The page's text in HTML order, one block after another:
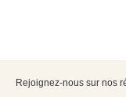
Rejoignez-nous sur nos